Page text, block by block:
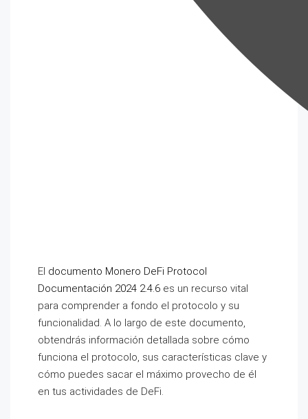
El documento Monero DeFi Protocol
Documentación 2024 2.4.6 es un recurso vital
para comprender a fondo el protocolo y su
funcionalidad. A lo largo de este documento,
obtendrás información detallada sobre cómo
funciona el protocolo, sus características clave y
cómo puedes sacar el máximo provecho de él
en tus actividades de DeFi.